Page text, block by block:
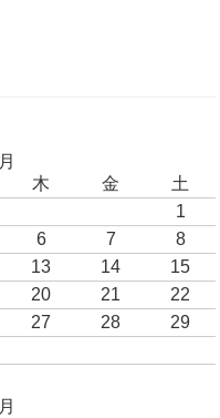
木 金
土
1
6 7
8
13 14
15
20 21
22
27 28
29